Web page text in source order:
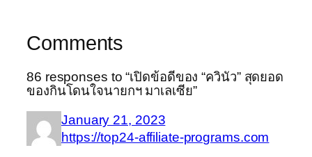
Comments
86 responses to “เปิดข้อดีของ “ควินัว” สุดยอด
ของกินโดนใจนายกฯ มาเลเซีย”
January 21, 2023
https://top24-affiliate-programs.com